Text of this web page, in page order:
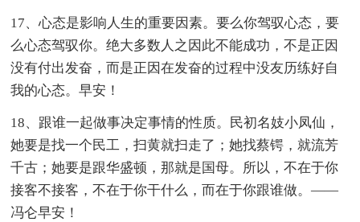
17、心态是影响人生的重要因素。要么你驾驭心态，要
么心态驾驭你。绝大多数人之因此不能成功，不是正因
没有付出发奋，而是正因在发奋的过程中没友历练好自
我的心态。早安！
18、跟谁一起做事决定事情的性质。民初名妓小凤仙，
她要是找一个民工，扫黄就扫走了；她找蔡锷，就流芳
千古；她要是跟华盛顿，那就是国母。所以，不在于你
接客不接客，不在于你干什么，而在于你跟谁做。——
冯仑早安！